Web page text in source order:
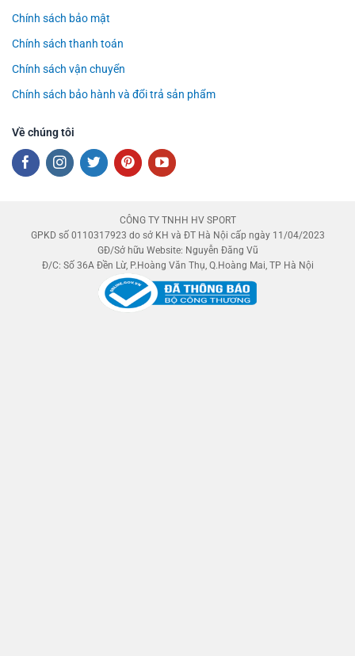
Chính sách bảo mật
Chính sách thanh toán
Chính sách vận chuyển
Chính sách bảo hành và đổi trả sản phẩm
Về chúng tôi
CÔNG TY TNHH HV SPORT
GPKD số 0110317923 do sở KH và ĐT Hà Nội cấp ngày 11/04/2023
GĐ/Sở hữu Website: Nguyễn Đăng Vũ
Đ/C: Số 36A Đền Lừ, P.Hoàng Văn Thụ, Q.Hoàng Mai, TP Hà Nội